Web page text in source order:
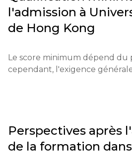
dans un monde en rapide
Processus de candidature :
soumises via le site officiel de
candidature sont substantiels
Qualifications éducatives :
Exigences pour les étudiants
l'admission à
de Hong Kong
Le score minimum dépend du
cependant, l'exigence
Perspectives après
de la formation dans